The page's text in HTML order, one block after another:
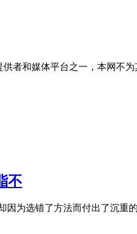
者和媒体平台之一，本网不
不
为选错了方法而付出了沉重